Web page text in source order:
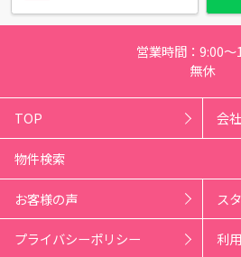
営業時間：9:00～
無休
TOP 会
物件検索
お客様の声 ス
プライバシーポリシー 利